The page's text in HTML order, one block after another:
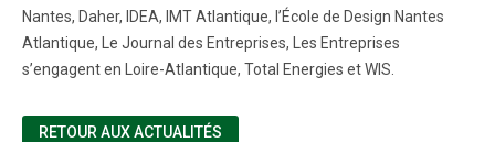
Nantes, Daher, IDEA, IMT Atlantique, l’École de Design Nantes
Atlantique, Le Journal des Entreprises, Les Entreprises
s’engagent en Loire-Atlantique, Total Energies et WIS.
RETOUR AUX ACTUALITÉS